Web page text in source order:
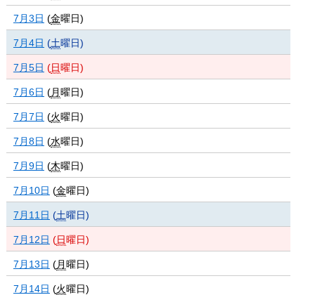
7月3日 (金曜日)
7月4日 (土曜日)
7月5日 (日曜日)
7月6日 (月曜日)
7月7日 (火曜日)
7月8日 (水曜日)
7月9日 (木曜日)
7月10日 (金曜日)
7月11日 (土曜日)
7月12日 (日曜日)
7月13日 (月曜日)
7月14日 (火曜日)